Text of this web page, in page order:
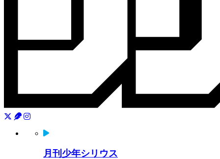
月刊少年シリウス